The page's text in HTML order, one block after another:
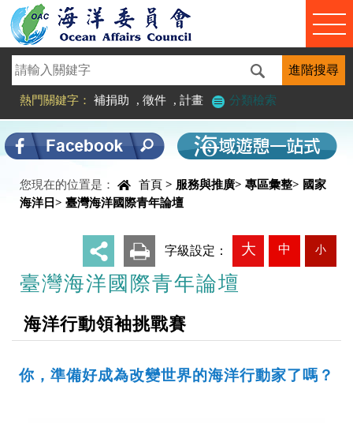
進入內容區塊
熱門關鍵字： 補捐助 , 徵件 , 計畫 分類檢索
您現在的位置是： 首頁 > 服務與推廣> 專區彙整> 國家
海洋日> 臺灣海洋國際青年論壇
字級設定： 大 中 小
臺灣海洋國際青年論壇
中央內容區塊
海洋行動領袖挑戰賽
你，準備好成為改變世界的海洋行動家了嗎？